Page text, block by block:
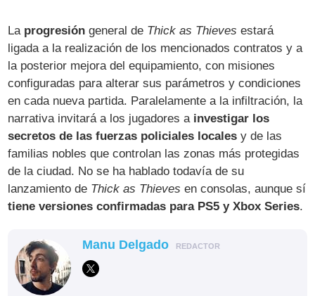
La progresión general de Thick as Thieves estará
ligada a la realización de los mencionados contratos y a
la posterior mejora del equipamiento, con misiones
configuradas para alterar sus parámetros y condiciones
en cada nueva partida. Paralelamente a la infiltración, la
narrativa invitará a los jugadores a investigar los
secretos de las fuerzas policiales locales y de las
familias nobles que controlan las zonas más protegidas
de la ciudad. No se ha hablado todavía de su
lanzamiento de Thick as Thieves en consolas, aunque sí
tiene versiones confirmadas para PS5 y Xbox Series.
Manu Delgado REDACTOR